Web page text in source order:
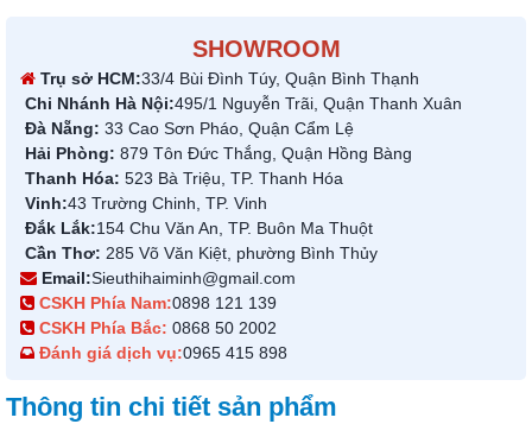
SHOWROOM
Trụ sở HCM:33/4 Bùi Đình Túy, Quận Bình Thạnh
Chi Nhánh Hà Nội:495/1 Nguyễn Trãi, Quận Thanh Xuân
Đà Nẵng: 33 Cao Sơn Pháo, Quận Cẩm Lệ
Hải Phòng: 879 Tôn Đức Thắng, Quận Hồng Bàng
Thanh Hóa: 523 Bà Triệu, TP. Thanh Hóa
Vinh:43 Trường Chinh, TP. Vinh
Đắk Lắk:154 Chu Văn An, TP. Buôn Ma Thuột
Cần Thơ: 285 Võ Văn Kiệt, phường Bình Thủy
Email:Sieuthihaiminh@gmail.com
CSKH Phía Nam:0898 121 139
CSKH Phía Bắc: 0868 50 2002
Đánh giá dịch vụ:0965 415 898
Thông tin chi tiết sản phẩm